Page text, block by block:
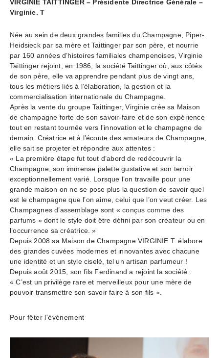
VIRGINIE TAITTINGER – Présidente Directrice Générale –
Virginie. T
Née au sein de deux grandes familles du Champagne, Piper-
Heidsieck par sa mère et Taittinger par son père, et nourrie
par 160 années d’histoires familiales champenoises, Virginie
Taittinger rejoint, en 1986, la société Taittinger où, aux côtés
de son père, elle va apprendre pendant plus de vingt ans,
tous les métiers liés à l’élaboration, la gestion et la
commercialisation internationale du Champagne.
Après la vente du groupe Taittinger, Virginie crée sa Maison
de champagne forte de son savoir-faire et de son expérience
tout en restant tournée vers l’innovation et le champagne de
demain. Créatrice et à l’écoute des amateurs de Champagne,
elle sait se projeter et répondre aux attentes :
« La première étape fut tout d’abord de redécouvrir la
Champagne, son immense palette gustative et son terroir
exceptionnellement varié. Lorsque l’on travaille pour une
grande maison on ne se pose plus la question de savoir quel
est le champagne que l’on aime, celui que l’on veut créer. Les
Champagnes d’assemblage sont « conçus comme des
parfums » dont le style doit être défini par son créateur ou en
l’occurrence sa créatrice. »
Depuis 2008 sa Maison de Champagne VIRGINIE T. élabore
des grandes cuvées modernes et innovantes avec chacune
une identité et un style ciselé, tel un artisan parfumeur !
Depuis août 2015, son fils Ferdinand a rejoint la société :
« C’est un privilège rare et merveilleux pour une mère de
pouvoir transmettre son savoir faire à son fils ».
Pour fêter l'évènement